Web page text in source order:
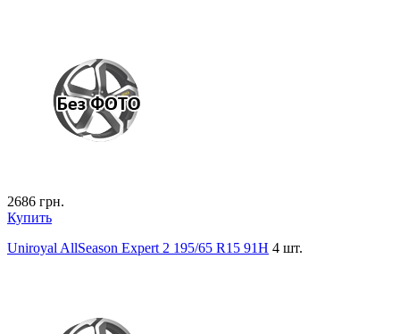
2686 грн.
Купить
Uniroyal AllSeason Expert 2 195/65 R15 91H 4 шт.